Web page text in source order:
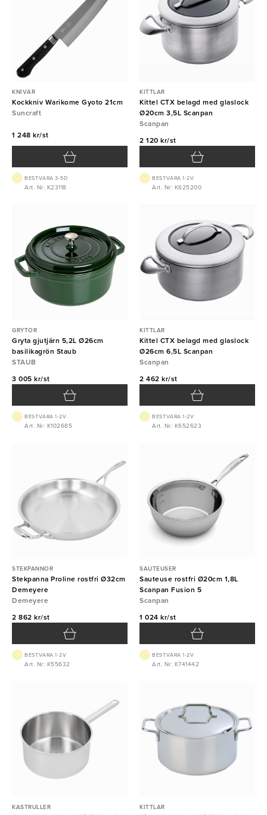
Kantiner & tillbehör Diskrum
KNIVAR
Kockkniv Warikome Gyoto 21cm
Suncraft
1 248 kr/st
BEST.VARA 3-5D
Art. Nr: K23118
KITTLAR
Kittel CTX belagd med glaslock
Ø20cm 3,5L Scanpan
Scanpan
2 120 kr/st
BEST.VARA 1-2V
Art. Nr: K625200
GRYTOR
Gryta gjutjärn 5,2L Ø26cm
basilikagrön Staub
STAUB
3 005 kr/st
BEST.VARA 1-2V
Art. Nr: K102685
KITTLAR
Kittel CTX belagd med glaslock
Ø26cm 6,5L Scanpan
Scanpan
2 462 kr/st
BEST.VARA 1-2V
Art. Nr: K652623
STEKPANNOR
Stekpanna Proline rostfri Ø32cm
Demeyere
Demeyere
2 862 kr/st
BEST.VARA 1-2V
Art. Nr: K55632
SAUTEUSER
Sauteuse rostfri Ø20cm 1,8L
Scanpan Fusion 5
Scanpan
1 024 kr/st
BEST.VARA 1-2V
Art. Nr: K741442
KASTRULLER KITTLAR